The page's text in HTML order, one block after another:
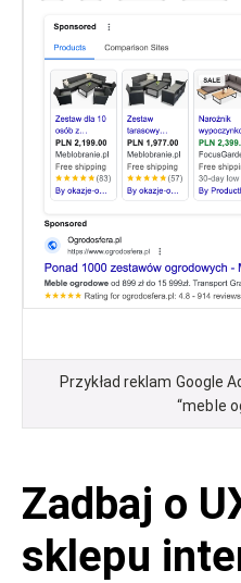
Przykład reklam Google
“meble
Zadbaj o
sklepu